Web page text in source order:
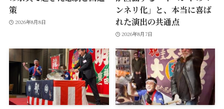
策
2026年8月8日
ンネリ化」と、本当に喜ば
れた演出の共通点
2026年8月7日